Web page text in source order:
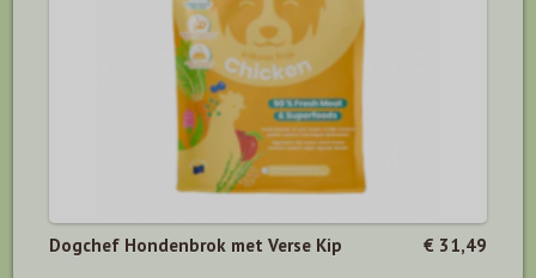
Dogchef Hondenbrok met Verse Kip € 31,49